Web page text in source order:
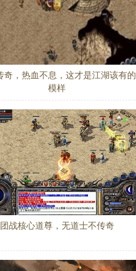
奇，热血不息，这才是江湖该有的
模样
团战核心道尊，无道士不传奇